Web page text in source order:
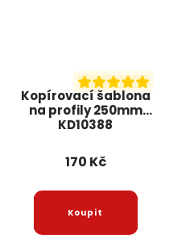
Kopírovací šablona
na profily 250mm
KD10388
170 Kč